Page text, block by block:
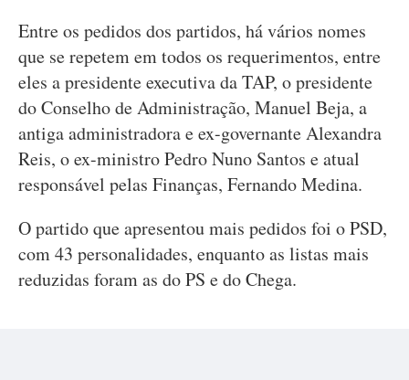
Entre os pedidos dos partidos, há vários nomes
que se repetem em todos os requerimentos, entre
eles a presidente executiva da TAP, o presidente
do Conselho de Administração, Manuel Beja, a
antiga administradora e ex-governante Alexandra
Reis, o ex-ministro Pedro Nuno Santos e atual
responsável pelas Finanças, Fernando Medina.
O partido que apresentou mais pedidos foi o PSD,
com 43 personalidades, enquanto as listas mais
reduzidas foram as do PS e do Chega.